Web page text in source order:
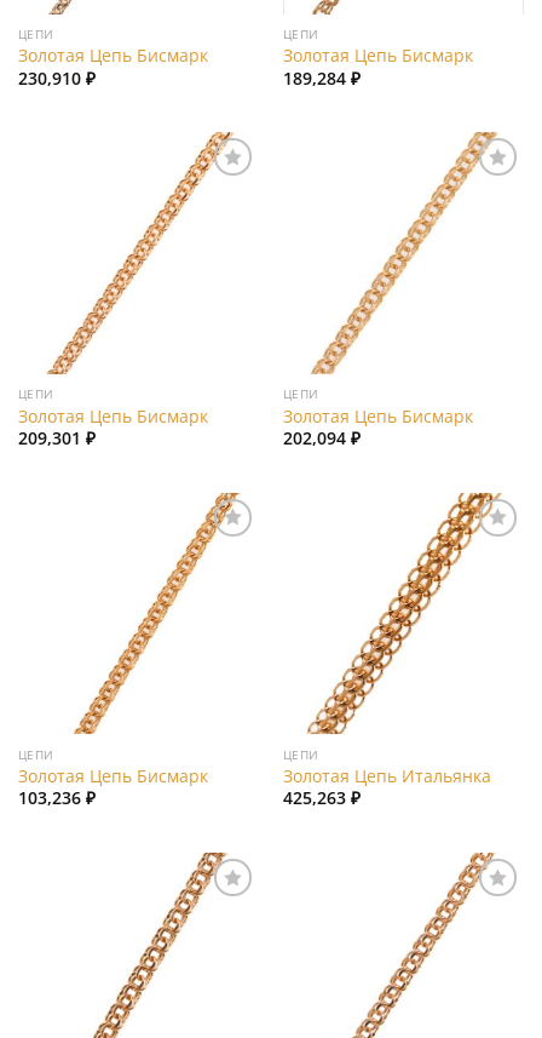
ЦЕПИ
Золотая Цепь Бисмарк
230,910 ₽
ЦЕПИ
Золотая Цепь Бисмарк
189,284 ₽
ЦЕПИ
Золотая Цепь Бисмарк
209,301 ₽
ЦЕПИ
Золотая Цепь Бисмарк
202,094 ₽
Add to
ЦЕПИ
Золотая Цепь Бисмарк
103,236 ₽
Add to
ЦЕПИ
Золотая Цепь Итальянка
425,263 ₽